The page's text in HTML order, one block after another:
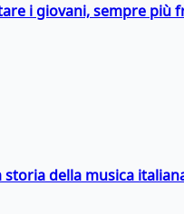
i giovani, sempre più
storia della musica